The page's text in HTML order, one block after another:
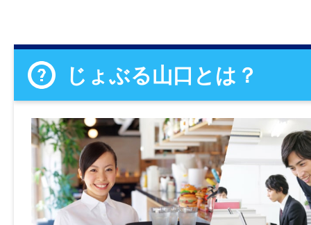
じょぶる山口とは？